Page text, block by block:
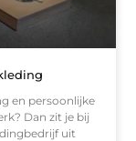
en persoonlijke
Dan zit je bij
uit